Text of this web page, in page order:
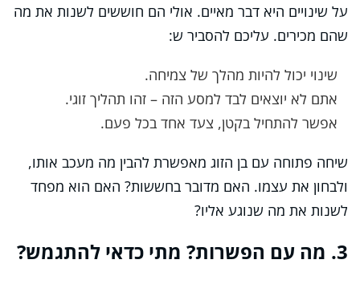
על שינויים היא דבר מאיים. אולי הם חוששים לשנות את מה
שהם מכירים. עליכם להסביר ש:
שינוי יכול להיות מהלך של צמיחה.
אתם לא יוצאים לבד למסע הזה – זהו תהליך זוגי.
אפשר להתחיל בקטן, צעד אחד בכל פעם.
שיחה פתוחה עם בן הזוג מאפשרת להבין מה מעכב אותו,
ולבחון את עצמו. האם מדובר בחששות? האם הוא מפחד
לשנות את מה שנוגע אליו?
3. מה עם הפשרות? מתי כדאי להתגמש?